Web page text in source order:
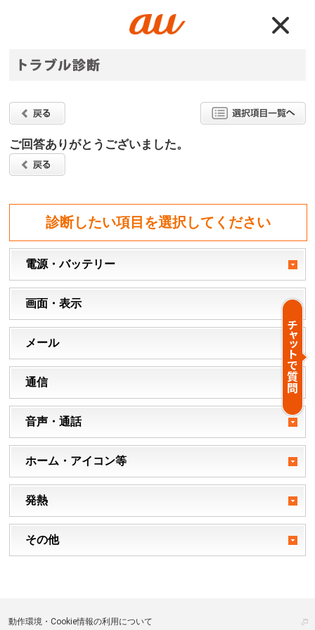
ご回答ありがとうございました。
診断したい項目を選択してください
電源・バッテリー
画面・表示
メール
通信
音声・通話
ホーム・アイコン等
発熱
その他
動作環境・Cookie情報の利用について